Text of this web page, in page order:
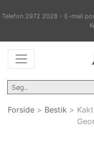
Telefon 2972 2028 - E-mail
Forside > Bestik >